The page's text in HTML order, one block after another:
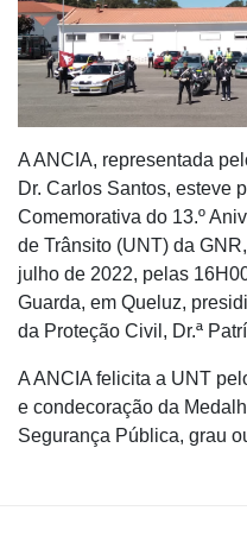
A ANCIA, representada
Dr. Carlos Santos, esteve
Comemorativa do 13.º
de Trânsito (UNT) da
julho de 2022, pelas
Guarda, em Queluz,
da Proteção Civil, Dr.ª
A ANCIA felicita a UNT
e condecoração da
Segurança Pública, grau